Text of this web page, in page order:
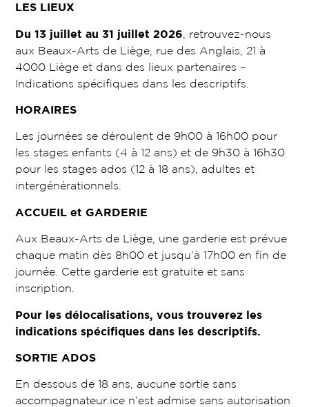
LES LIEUX
Du 13 juillet au 31 juillet 2026 , retrouvez-nous
aux Beaux-Arts de Liège, rue des Anglais, 21 à
4000 Liège et dans des lieux partenaires –
Indications spécifiques dans les descriptifs.
HORAIRES
Les journées se déroulent de 9h00 à 16h00 pour
les stages enfants (4 à 12 ans) et de 9h30 à 16h30
pour les stages ados (12 à 18 ans), adultes et
intergénérationnels.
ACCUEIL et GARDERIE
Aux Beaux-Arts de Liège, une garderie est prévue
chaque matin dès 8h00 et jusqu’à 17h00 en fin de
journée. Cette garderie est gratuite et sans
inscription.
Pour les délocalisations, vous trouverez les
indications spécifiques dans les descriptifs.
SORTIE ADOS
En dessous de 18 ans, aucune sortie sans
accompagnateur.ice n’est admise sans autorisation